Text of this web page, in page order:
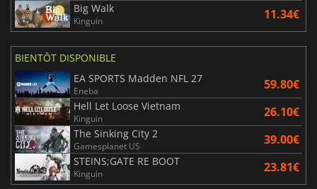
Big Walk
Kinguin 11.34€
BIENTÔT DISPONIBLE
EA SPORTS Madden NFL 27
Eneba 59.80€
Hell Let Loose Vietnam
Kinguin 26.10€
The Sinking City 2
Gamesplanet US 39.00€
STEINS;GATE RE BOOT
Kinguin 23.81€